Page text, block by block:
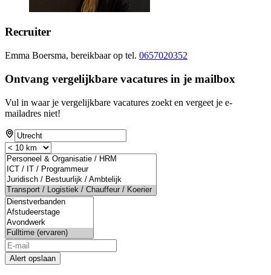
Recruiter
Emma Boersma, bereikbaar op tel. 0657020352
Ontvang vergelijkbare vacatures in je mailbox
Vul in waar je vergelijkbare vacatures zoekt en vergeet je e-
mailadres niet!
Alert opslaan